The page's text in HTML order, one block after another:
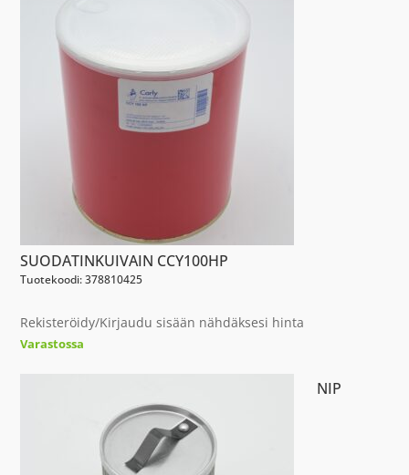
SUODATINKUIVAIN CCY100HP
Tuotekoodi: 378810425
Rekisteröidy/Kirjaudu sisään nähdäksesi hinta
Varastossa
NIP